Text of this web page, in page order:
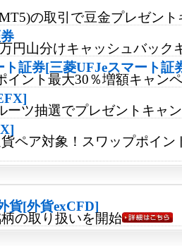
の取引で豆金プレゼン
円山分けキャッシュバック
ト証券[三菱UFJeスマート証
イント最大30％増額キャン
ーツ抽選でプレゼントキャ
ペア対象！スワップポイ
貨[外貨exCFD]
の取り扱いを開始